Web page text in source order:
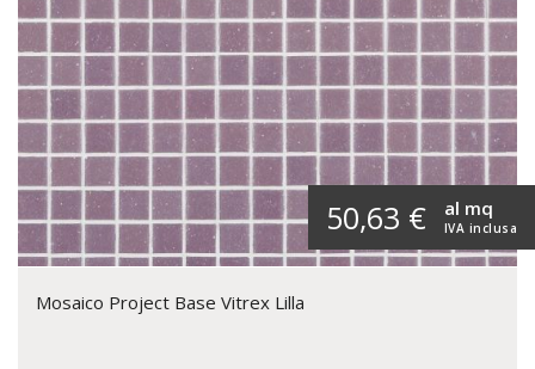
50,63 € IVA inclusa
al mq
Mosaico Project Base Vitrex Lilla